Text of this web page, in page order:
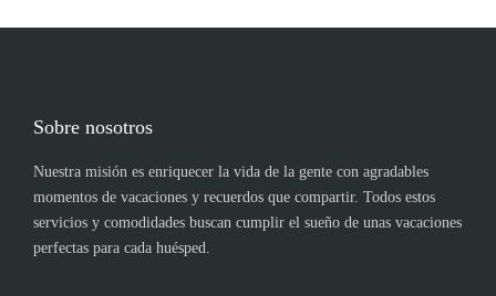
Sobre nosotros
Nuestra misión es enriquecer la vida de la gente con agradables
momentos de vacaciones y recuerdos que compartir. Todos estos
servicios y comodidades buscan cumplir el sueño de unas vacaciones
perfectas para cada huésped.